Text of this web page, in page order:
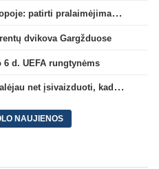
Lietuvos klubų pasirodymai Europoje: patirti pralaimėjimai Kroatijos atstovams
dvikova Gargžduose
d. UEFA rungtynėms
M. Capanas: „Prieš pusmetį negalėjau net įsivaizduoti, kad žaisime prieš „Hajduk“
NAUJIENOS